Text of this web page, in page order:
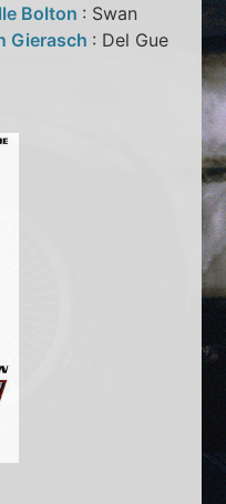
Bolton : Swan
Gierasch : Del Gue